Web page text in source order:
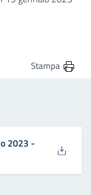
Facebook
su Twitter
pagina su Linkedin
questa pagina via
Stampa
2023 -